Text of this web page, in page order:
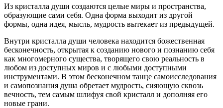
Из кристалла души создаются целые миры и пространства,
образующие сами себя. Одна форма выходит из другой
формы, одна идея, мысль, мудрость вытекает из предыдущей.
Внутри кристалла души человека находится божественная
бесконечность, открытая к созданию нового и познанию себя
как многомерного существа, творящего свою реальность в
любом из доступных миров и с любыми доступными
инструментами. В этом бесконечном танце самоисследования
и самопознания душа обретает мудрость, сияющую сквозь
вечность, тем самым шлифуя свой кристалл и дополняя его
новые грани.